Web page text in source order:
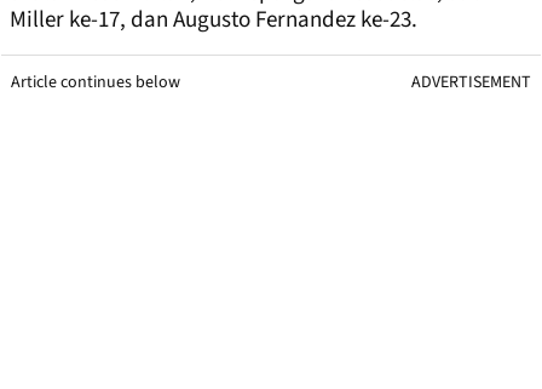
Miller ke-17, dan Augusto Fernandez ke-23.
Article continues below ADVERTISEMENT